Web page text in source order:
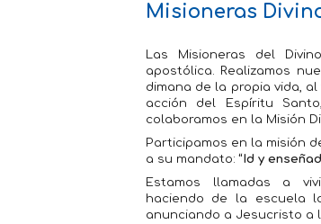
Misioneras
Las Misioneras del
apostólica. Realizamos
dimana de la propia vida,
acción del Espíritu
colaboramos en la Misión
Participamos en la misión
a su mandato: “Id y
Estamos llamadas a
haciendo de la escuela
anunciando a Jesucristo a